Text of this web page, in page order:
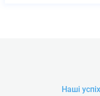
Наші